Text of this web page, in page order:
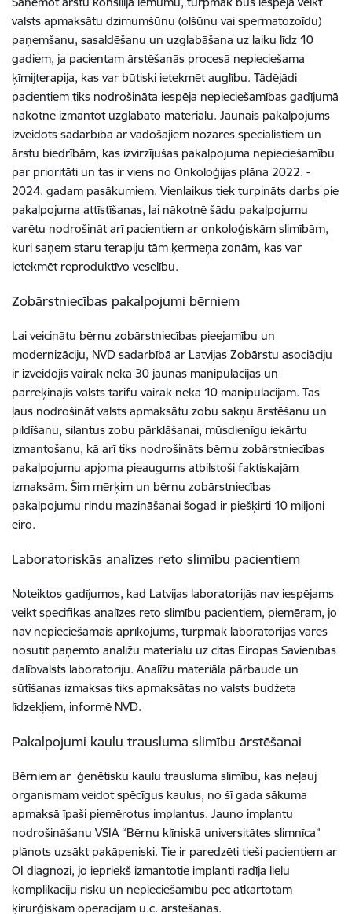
valsts apmaksātu dzimumšūnu (olšūnu vai spermatozoīdu)
paņemšanu, sasaldēšanu un uzglabāšana uz laiku līdz 10
gadiem, ja pacientam ārstēšanās procesā nepieciešama
ķīmijterapija, kas var būtiski ietekmēt auglību. Tādējādi
pacientiem tiks nodrošināta iespēja nepieciešamības gadījumā
nākotnē izmantot uzglabāto materiālu. Jaunais pakalpojums
izveidots sadarbībā ar vadošajiem nozares speciālistiem un
ārstu biedrībām, kas izvirzījušas pakalpojuma nepieciešamību
par prioritāti un tas ir viens no Onkoloģijas plāna 2022. -
2024. gadam pasākumiem. Vienlaikus tiek turpināts darbs pie
pakalpojuma attīstīšanas, lai nākotnē šādu pakalpojumu
varētu nodrošināt arī pacientiem ar onkoloģiskām slimībām,
kuri saņem staru terapiju tām ķermeņa zonām, kas var
ietekmēt reproduktīvo veselību.
Zobārstniecības pakalpojumi bērniem
Lai veicinātu bērnu zobārstniecības pieejamību un
modernizāciju, NVD sadarbībā ar Latvijas Zobārstu asociāciju
ir izveidojis vairāk nekā 30 jaunas manipulācijas un
pārrēķinājis valsts tarifu vairāk nekā 10 manipulācijām. Tas
ļaus nodrošināt valsts apmaksātu zobu sakņu ārstēšanu un
pildīšanu, silantus zobu pārklāšanai, mūsdienīgu iekārtu
izmantošanu, kā arī tiks nodrošināts bērnu zobārstniecības
pakalpojumu apjoma pieaugums atbilstoši faktiskajām
izmaksām. Šim mērķim un bērnu zobārstniecības
pakalpojumu rindu mazināšanai šogad ir piešķirti 10 miljoni
eiro.
Laboratoriskās analīzes reto slimību pacientiem
Noteiktos gadījumos, kad Latvijas laboratorijās nav iespējams
veikt specifikas analīzes reto slimību pacientiem, piemēram, jo
nav nepieciešamais aprīkojums, turpmāk laboratorijas varēs
nosūtīt paņemto analīžu materiālu uz citas Eiropas Savienības
dalībvalsts laboratoriju. Analīžu materiāla pārbaude un
sūtīšanas izmaksas tiks apmaksātas no valsts budžeta
līdzekļiem, informē NVD.
Pakalpojumi kaulu trausluma slimību ārstēšanai
Bērniem ar ģenētisku kaulu trausluma slimību, kas neļauj
organismam veidot spēcīgus kaulus, no šī gada sākuma
apmaksā īpaši piemērotus implantus. Jauno implantu
nodrošināšanu VSIA “Bērnu klīniskā universitātes slimnīca”
plānots uzsākt pakāpeniski. Tie ir paredzēti tieši pacientiem ar
OI diagnozi, jo iepriekš izmantotie implanti radīja lielu
komplikāciju risku un nepieciešamību pēc atkārtotām
ķirurģiskām operācijām u.c. ārstēšanas.